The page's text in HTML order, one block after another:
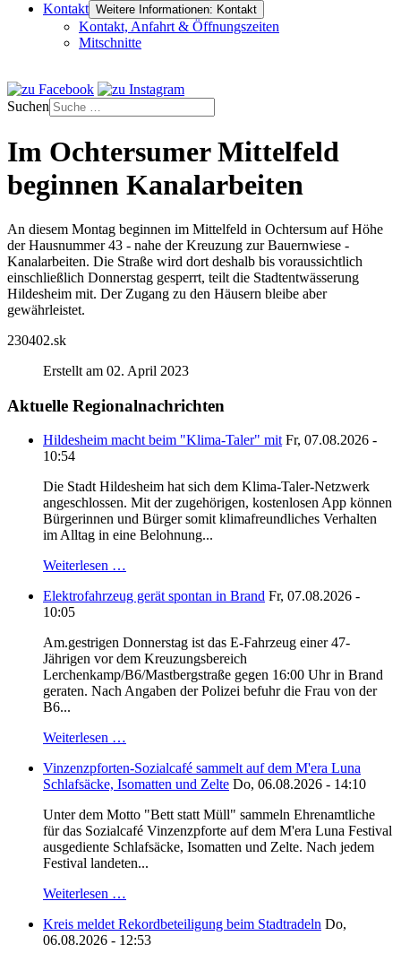
Kontakt Weitere Informationen: Kontakt
Kontakt, Anfahrt & Öffnungszeiten
Mitschnitte
Suchen
Im Ochtersumer Mittelfeld
beginnen Kanalarbeiten
An diesem Montag beginnen im Mittelfeld in Ochtersum auf Höhe
der Hausnummer 43 - nahe der Kreuzung zur Bauernwiese -
Kanalarbeiten. Die Straße wird dort deshalb bis voraussichtlich
einschließlich Donnerstag gesperrt, teilt die Stadtentwässerung
Hildesheim mit. Der Zugang zu den Häusern bleibe aber
gewährleistet.
230402.sk
Erstellt am 02. April 2023
Aktuelle Regionalnachrichten
Hildesheim macht beim "Klima-Taler" mit Fr, 07.08.2026 -
10:54
Die Stadt Hildesheim hat sich dem Klima-Taler-Netzwerk
angeschlossen. Mit der zugehörigen, kostenlosen App können
Bürgerinnen und Bürger somit klimafreundliches Verhalten
im Alltag in eine Belohnung...
Weiterlesen …
Elektrofahrzeug gerät spontan in Brand Fr, 07.08.2026 -
10:05
Am.gestrigen Donnerstag ist das E-Fahrzeug einer 47-
Jährigen vor dem Kreuzungsbereich
Lerchenkamp/B6/Mastbergstraße gegen 16:00 Uhr in Brand
geraten. Nach Angaben der Polizei befuhr die Frau von der
B6...
Weiterlesen …
Vinzenzpforten-Sozialcafé sammelt auf dem M'era Luna
Schlafsäcke, Isomatten und Zelte Do, 06.08.2026 - 14:10
Unter dem Motto "Bett statt Müll" sammeln Ehrenamtliche
für das Sozialcafé Vinzenzpforte auf dem M'era Luna Festival
ausgediente Schlafsäcke, Isomatten und Zelte. Nach jedem
Festival landeten...
Weiterlesen …
Kreis meldet Rekordbeteiligung beim Stadtradeln Do,
06.08.2026 - 12:53